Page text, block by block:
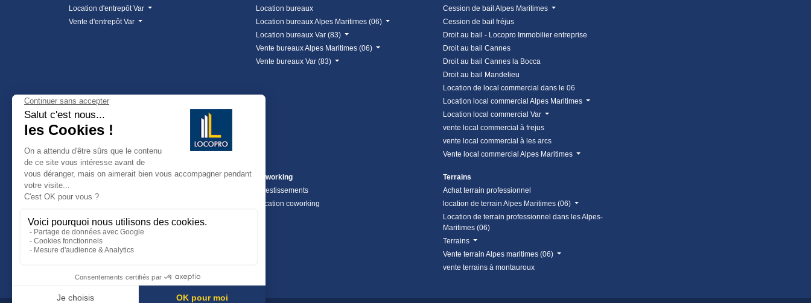
Location d'entrepôt Var
Vente d'entrepôt Var
Location bureaux
Location bureaux Alpes Maritimes (06)
Location bureaux Var (83)
Vente bureaux Alpes Maritimes (06)
Vente bureaux Var (83)
Cession de bail Alpes Maritimes
Cession de bail fréjus
Droit au bail - Locopro Immobilier entreprise
Droit au bail Cannes
Droit au bail Cannes la Bocca
Droit au bail Mandelieu
Location de local commercial dans le 06
Location local commercial Alpes Maritimes
Location local commercial Var
vente local commercial à frejus
vente local commercial à les arcs
Vente local commercial Alpes Maritimes
Fonds de commerce
Achat fond de commerce
Fonds de commerce Alpes-Maritimes
Location de fonds de commerce
Coworking
Investissements
Location coworking
Terrains
Achat terrain professionnel
location de terrain Alpes Maritimes (06)
Location de terrain professionnel dans les Alpes-
Maritimes (06)
Terrains
Vente terrain Alpes maritimes (06)
vente terrains à montauroux